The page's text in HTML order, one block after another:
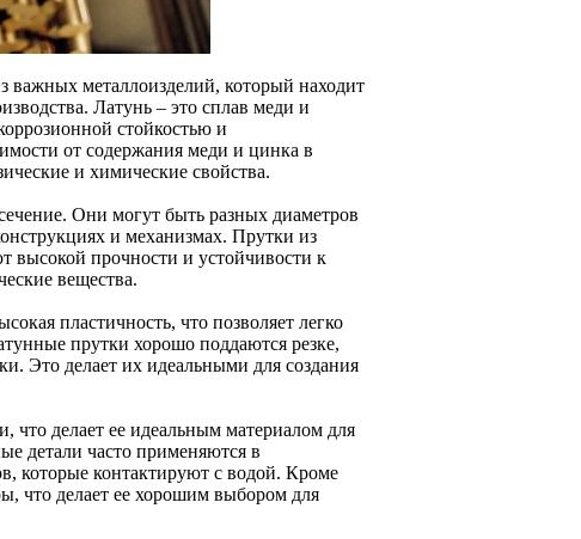
важных металлоизделий, который находит
Латунь – это сплав меди и
стойкостью и
от содержания меди и цинка в
и химические свойства.
Они могут быть разных диаметров
и механизмах. Прутки из
высокой прочности и устойчивости к
вещества.
пластичность, что позволяет легко
прутки хорошо поддаются резке,
Это делает их идеальными для создания
что делает ее идеальным материалом для
детали часто применяются в
которые контактируют с водой. Кроме
что делает ее хорошим выбором для